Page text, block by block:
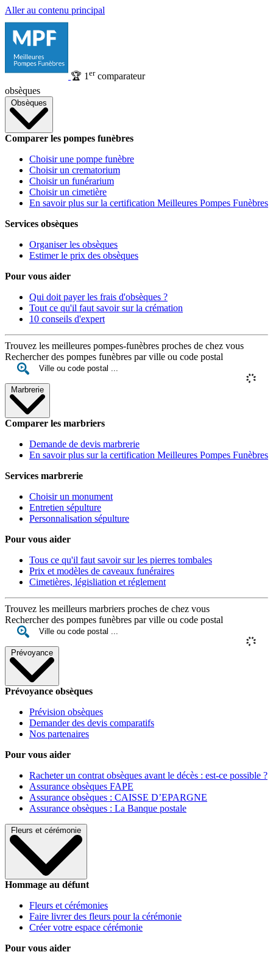
Aller au contenu principal
🏆 1 ercomparateur
obsèques
Obsèques
Comparer les pompes funèbres
Choisir une pompe funèbre
Choisir un crematorium
Choisir un funérarium
Choisir un cimetière
En savoir plus sur la certification Meilleures Pompes Funèbres
Services obsèques
Organiser les obsèques
Estimer le prix des obsèques
Pour vous aider
Qui doit payer les frais d'obsèques ?
Tout ce qu'il faut savoir sur la crémation
10 conseils d'expert
Trouvez les meilleures pompes-funèbres proches de chez vous
Rechercher des pompes funèbres par ville ou code postal
Marbrerie
Comparer les marbriers
Demande de devis marbrerie
En savoir plus sur la certification Meilleures Pompes Funèbres
Services marbrerie
Choisir un monument
Entretien sépulture
Personnalisation sépulture
Pour vous aider
Tous ce qu'il faut savoir sur les pierres tombales
Prix et modèles de caveaux funéraires
Cimetières, législiation et réglement
Trouvez les meilleurs marbriers proches de chez vous
Rechercher des pompes funèbres par ville ou code postal
Prévoyance
Prévoyance obsèques
Prévision obsèques
Demander des devis comparatifs
Nos partenaires
Pour vous aider
Racheter un contrat obsèques avant le décès : est-ce possible ?
Assurance obsèques FAPE
Assurance obsèques : CAISSE D’EPARGNE
Assurance obsèques : La Banque postale
Fleurs et cérémonie
Hommage au défunt
Fleurs et cérémonies
Faire livrer des fleurs pour la cérémonie
Créer votre espace cérémonie
Pour vous aider